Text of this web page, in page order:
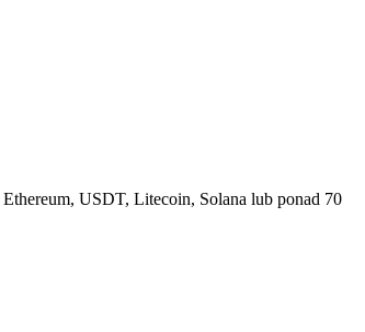
USDT, Litecoin, Solana lub ponad 70